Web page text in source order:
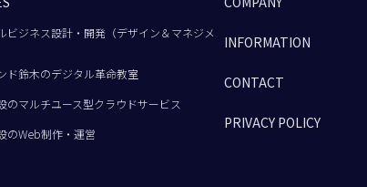
ビジネス設計・開発（デザイン＆マネジメ
ド鈴木のデジタル革命教室
のマルチユース型クラウドサービス
のWeb制作・運営
INFORMATION
CONTACT
PRIVACY POLICY